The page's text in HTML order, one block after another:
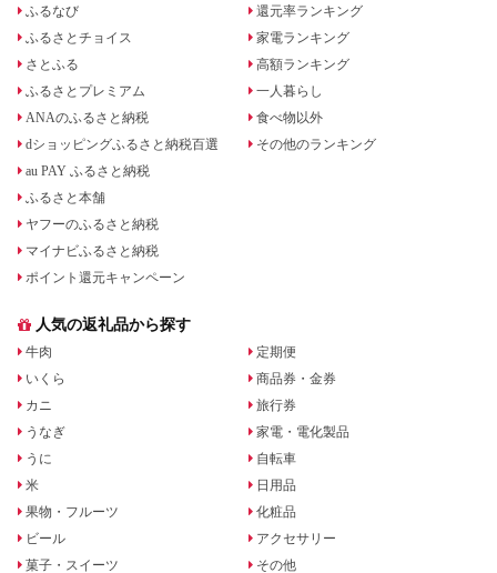
ふるなび
ふるさとチョイス
さとふる
ふるさとプレミアム
ANAのふるさと納税
dショッピングふるさと納税百選
au PAY ふるさと納税
ふるさと本舗
ヤフーのふるさと納税
マイナビふるさと納税
ポイント還元キャンペーン
還元率ランキング
家電ランキング
高額ランキング
一人暮らし
食べ物以外
その他のランキング
人気の返礼品から探す
牛肉
いくら
カニ
うなぎ
うに
米
果物・フルーツ
ビール
菓子・スイーツ
定期便
商品券・金券
旅行券
家電・電化製品
自転車
日用品
化粧品
アクセサリー
その他